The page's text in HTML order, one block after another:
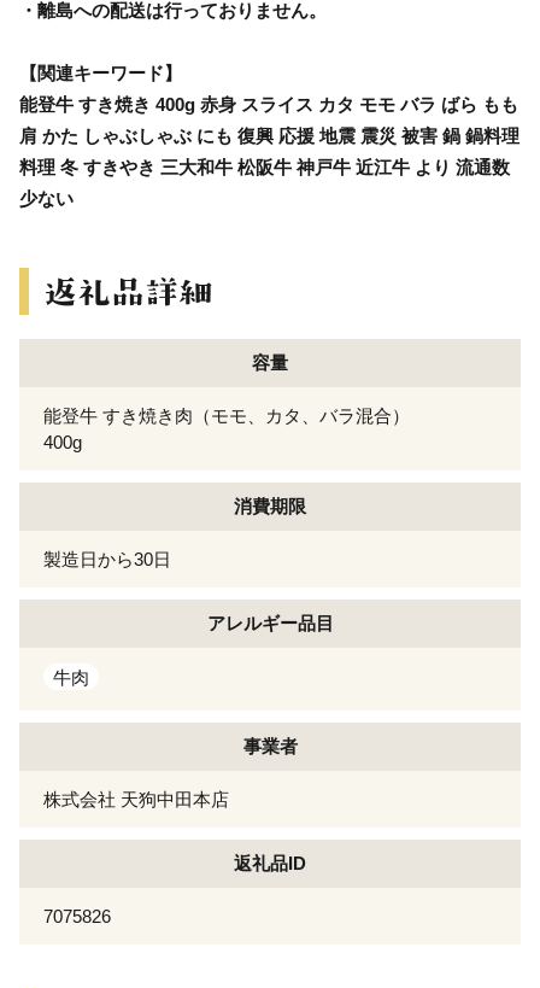
・離島への配送は行っておりません。
【関連キーワード】
能登牛 すき焼き 400g 赤身 スライス カタ モモ バラ ばら もも
肩 かた しゃぶしゃぶ にも 復興 応援 地震 震災 被害 鍋 鍋料理
料理 冬 すきやき 三大和牛 松阪牛 神戸牛 近江牛 より 流通数
少ない
容量
能登牛 すき焼き肉（モモ、カタ、バラ混合）
400g
消費期限
製造日から30日
アレルギー品目
牛肉
事業者
株式会社 天狗中田本店
返礼品ID
7075826